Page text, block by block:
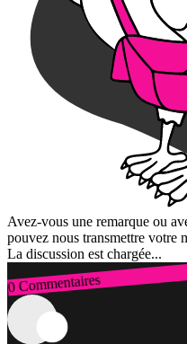
Avez-vous une remarque ou
pouvez nous transmettre votre
La discussion est chargée...
0 Commentaires
Connexion